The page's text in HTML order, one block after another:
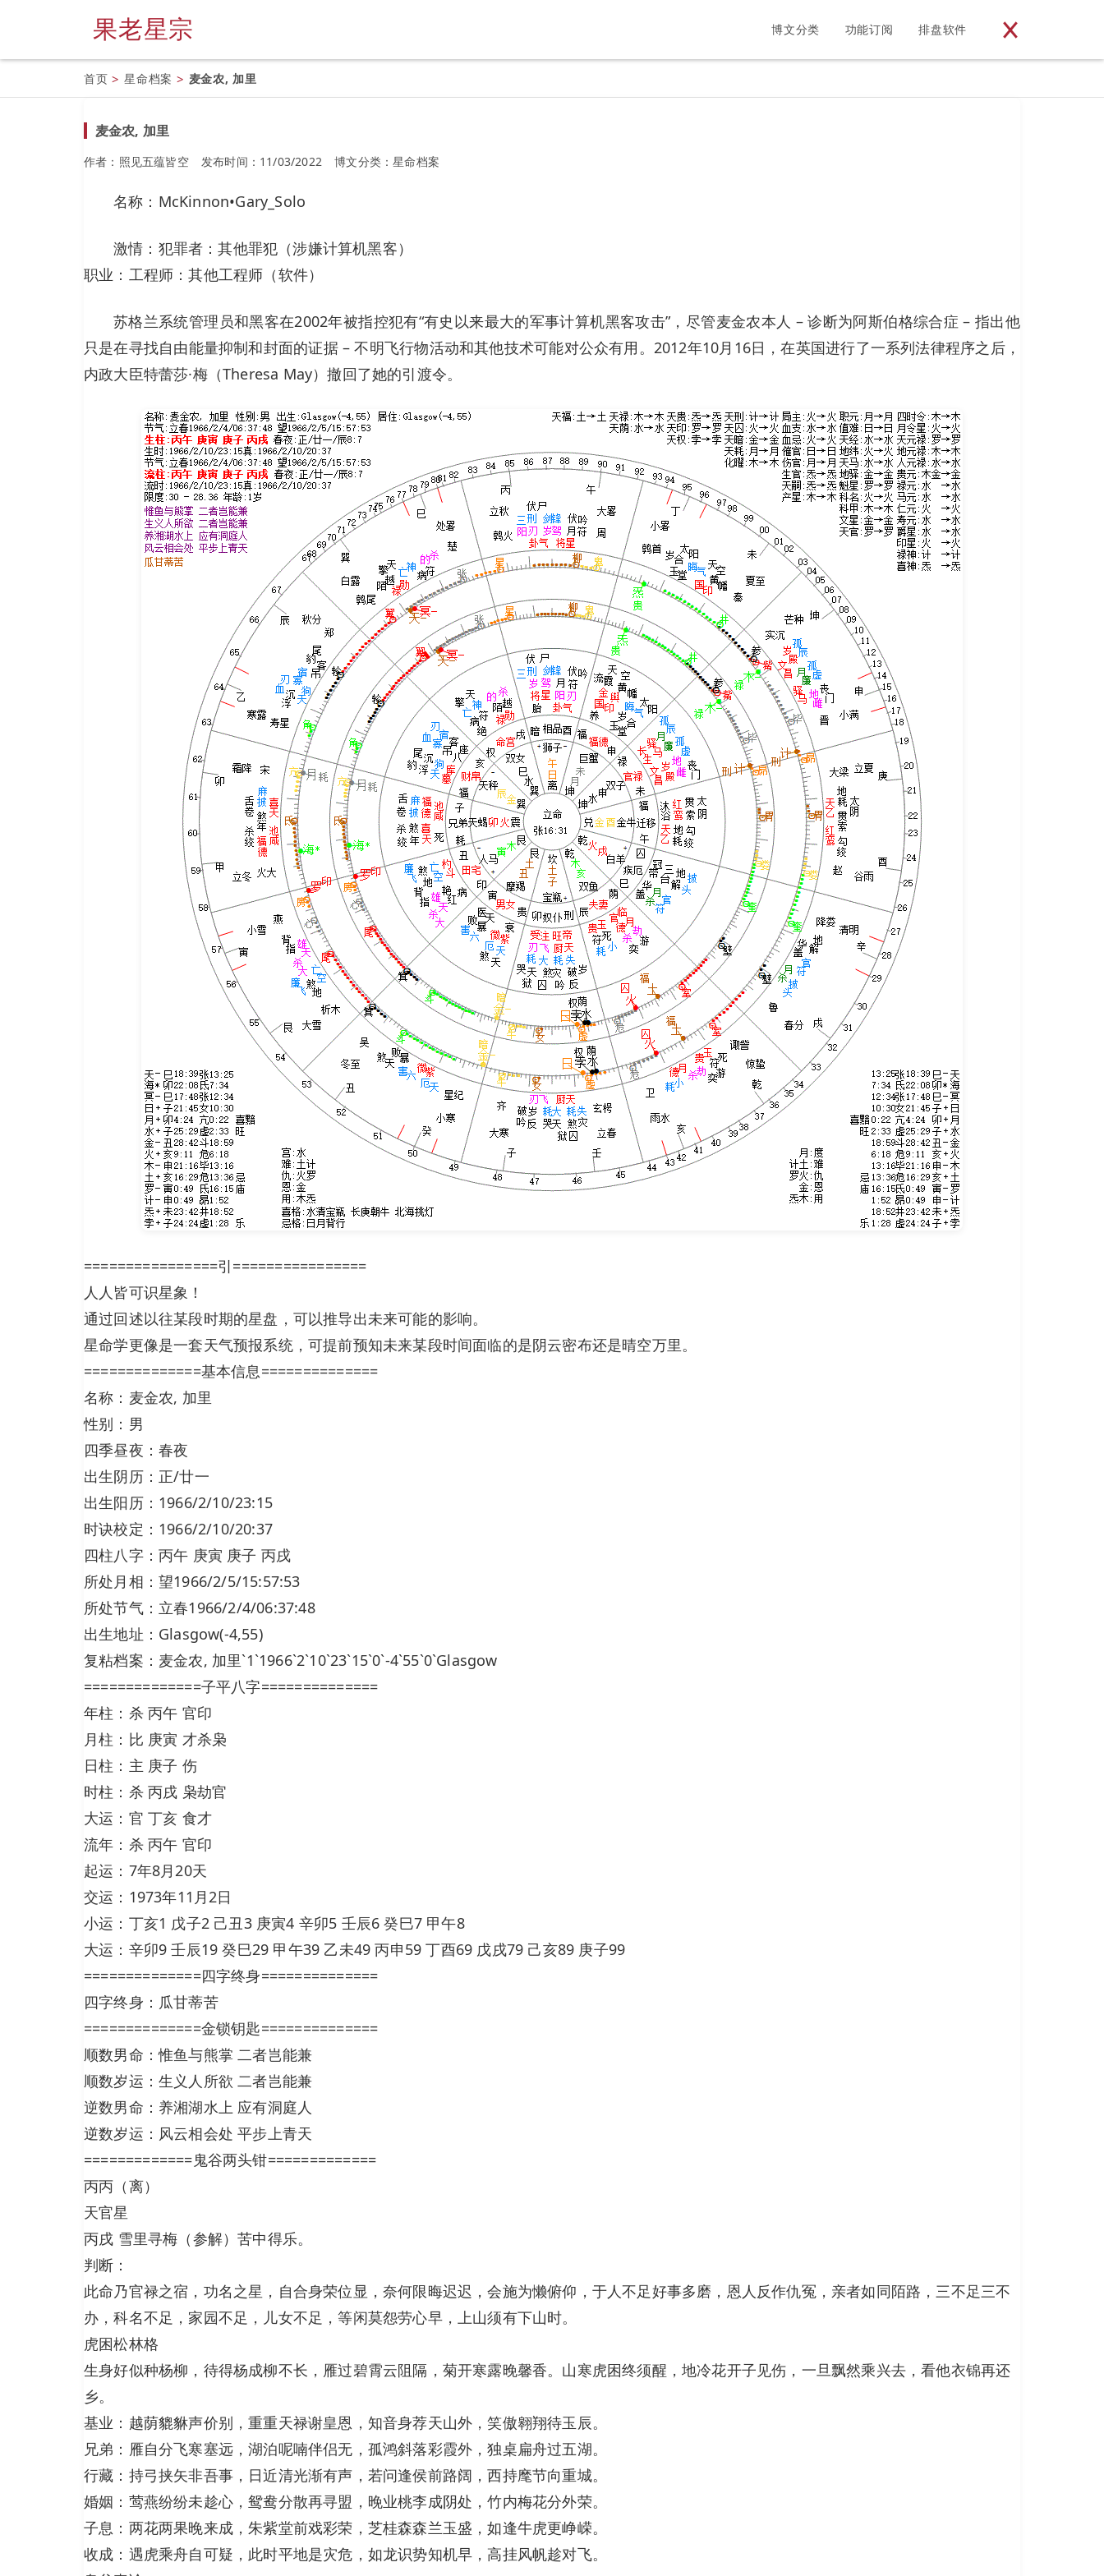
果老星宗 博文分类 功能订阅 排盘软件
首页 > 星命档案 > 麦金农, 加里
麦金农, 加里
作者：照见五蕴皆空 发布时间：11/03/2022 博文分类：星命档案
名称：McKinnon•Gary_Solo
激情：犯罪者：其他罪犯（涉嫌计算机黑客）
职业：工程师：其他工程师（软件）
苏格兰系统管理员和黑客在2002年被指控犯有“有史以来最大的军事计算机黑客攻击”，尽管麦金农本人 – 诊断为阿斯伯格综合症 – 指出他
只是在寻找自由能量抑制和封面的证据 – 不明飞行物活动和其他技术可能对公众有用。2012年10月16日，在英国进行了一系列法律程序之后，
内政大臣特蕾莎·梅（Theresa May）撤回了她的引渡令。
================引================
人人皆可识星象！
通过回述以往某段时期的星盘，可以推导出未来可能的影响。
星命学更像是一套天气预报系统，可提前预知未来某段时间面临的是阴云密布还是晴空万里。
==============基本信息==============
名称：麦金农, 加里
性别：男
四季昼夜：春夜
出生阴历：正/廿一
出生阳历：1966/2/10/23:15
时诀校定：1966/2/10/20:37
四柱八字：丙午 庚寅 庚子 丙戌
所处月相：望1966/2/5/15:57:53
所处节气：立春1966/2/4/06:37:48
出生地址：Glasgow(-4,55)
复粘档案：麦金农, 加里`1`1966`2`10`23`15`0`-4`55`0`Glasgow
==============子平八字==============
年柱：杀 丙午 官印
月柱：比 庚寅 才杀枭
日柱：主 庚子 伤
时柱：杀 丙戌 枭劫官
大运：官 丁亥 食才
流年：杀 丙午 官印
起运：7年8月20天
交运：1973年11月2日
小运：丁亥1 戊子2 己丑3 庚寅4 辛卯5 壬辰6 癸巳7 甲午8
大运：辛卯9 壬辰19 癸巳29 甲午39 乙未49 丙申59 丁酉69 戊戌79 己亥89 庚子99
==============四字终身==============
四字终身：瓜甘蒂苦
==============金锁钥匙==============
顺数男命：惟鱼与熊掌 二者岂能兼
顺数岁运：生义人所欲 二者岂能兼
逆数男命：养湘湖水上 应有洞庭人
逆数岁运：风云相会处 平步上青天
=============鬼谷两头钳=============
丙丙（离）
天官星
丙戌 雪里寻梅（参解）苦中得乐。
判断：
此命乃官禄之宿，功名之星，自合身荣位显，奈何限晦迟迟，会施为懒俯仰，于人不足好事多磨，恩人反作仇冤，亲者如同陌路，三不足三不
办，科名不足，家园不足，儿女不足，等闲莫怨劳心早，上山须有下山时。
虎困松林格
生身好似种杨柳，待得杨成柳不长，雁过碧霄云阻隔，菊开寒露晚馨香。山寒虎困终须醒，地冷花开子见伤，一旦飘然乘兴去，看他衣锦再还
乡。
基业：越荫貔貅声价别，重重天禄谢皇恩，知音身荐天山外，笑傲翱翔待玉辰。
兄弟：雁自分飞寒塞远，湖泊呢喃伴侣无，孤鸿斜落彩霞外，独桌扁舟过五湖。
行藏：持弓挟矢非吾事，日近清光渐有声，若问逢侯前路阔，西持麾节向重城。
婚姻：莺燕纷纷未趁心，鸳鸯分散再寻盟，晚业桃李成阴处，竹内梅花分外荣。
子息：两花两果晚来成，朱紫堂前戏彩荣，芝桂森森兰玉盛，如逢牛虎更峥嵘。
收成：遇虎乘舟自可疑，此时平地是灾危，如龙识势知机早，高挂风帆趁对飞。